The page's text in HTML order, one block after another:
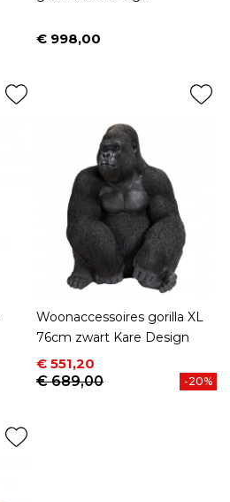
Prijs
€ 998,00
Woonaccessoires gorilla XL
76cm zwart Kare Design
Prijs
€ 551,20
Normale prijs
€ 689,00
-20%